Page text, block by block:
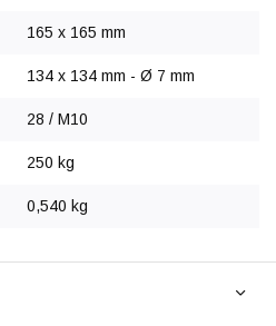
165 x 165 mm
134 x 134 mm - Ø 7 mm
28 / M10
250 kg
0,540 kg